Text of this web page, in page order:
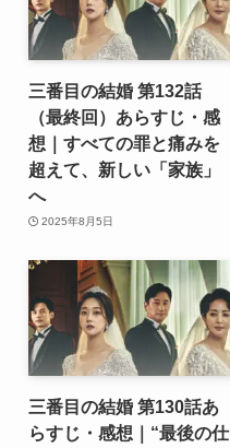
三番目の結婚 第132話
（最終回）あらすじ・感
想｜すべての罪と痛みを
超えて、新しい「家族」
へ
2025年8月5日
三番目の結婚 第130話あ
らすじ・感想｜“最後の仕